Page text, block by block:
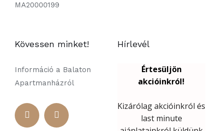
MA20000199
Kövessen minket!
Információ a Balaton
Apartmanházról
Hírlevél